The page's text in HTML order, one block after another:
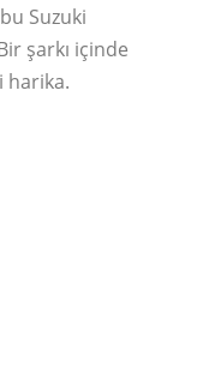
Suzuki
şarkı içinde
harika.